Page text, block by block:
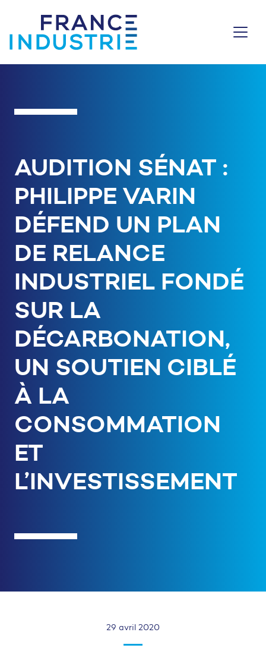
AUDITION SÉNAT :
PHILIPPE VARIN
DÉFEND UN PLAN
DE RELANCE
INDUSTRIEL FONDÉ
SUR LA
DÉCARBONATION,
UN SOUTIEN CIBLÉ
À LA
CONSOMMATION
ET
L’INVESTISSEMENT
29 avril 2020